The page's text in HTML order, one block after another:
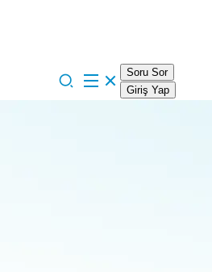
Soru Sor
Giriş Yap